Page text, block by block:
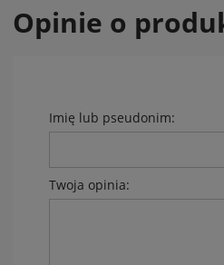
Opinie o
Imię lub pseudonim:
Twoja opinia: